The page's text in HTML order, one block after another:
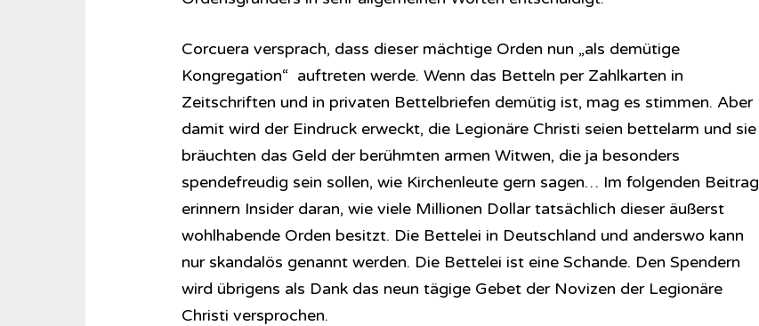
Corcuera versprach, dass dieser mächtige Orden nun „als demütige
Kongregation“ auftreten werde. Wenn das Betteln per Zahlkarten in
Zeitschriften und in privaten Bettelbriefen demütig ist, mag es stimmen. Aber
damit wird der Eindruck erweckt, die Legionäre Christi seien bettelarm und sie
bräuchten das Geld der berühmten armen Witwen, die ja besonders
spendefreudig sein sollen, wie Kirchenleute gern sagen… Im folgenden Beitrag
erinnern Insider daran, wie viele Millionen Dollar tatsächlich dieser äußerst
wohlhabende Orden besitzt. Die Bettelei in Deutschland und anderswo kann
nur skandalös genannt werden. Die Bettelei ist eine Schande. Den Spendern
wird übrigens als Dank das neun tägige Gebet der Novizen der Legionäre
Christi versprochen.